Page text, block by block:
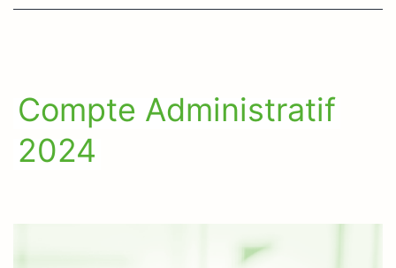
Compte Administratif
2024